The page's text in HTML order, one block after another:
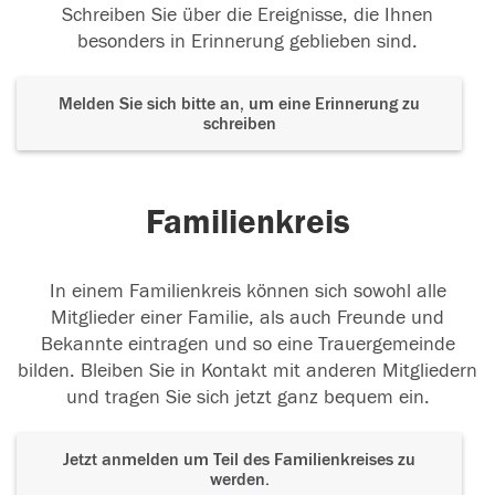
Schreiben Sie über die Ereignisse, die Ihnen
besonders in Erinnerung geblieben sind.
Melden Sie sich bitte an, um eine Erinnerung zu
schreiben
Familienkreis
In einem Familienkreis können sich sowohl alle
Mitglieder einer Familie, als auch Freunde und
Bekannte eintragen und so eine Trauergemeinde
bilden. Bleiben Sie in Kontakt mit anderen Mitgliedern
und tragen Sie sich jetzt ganz bequem ein.
Jetzt anmelden um Teil des Familienkreises zu
werden.